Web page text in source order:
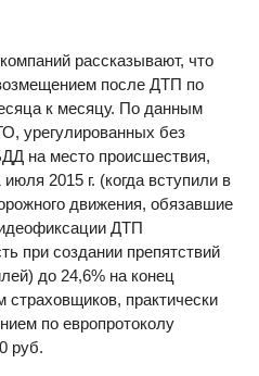
рассказывают, что
после ДТП по
к месяцу. По данным
урегулированных без
на место происшествия,
2015 г. (когда вступили в
движения, обязавшие
ДТП
при создании препятствий
до 24,6% на конец
практически
по европротоколу
руб.